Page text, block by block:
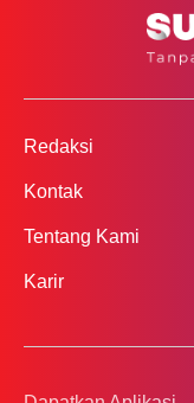
Redaksi
Kontak
Tentang Kami
Karir